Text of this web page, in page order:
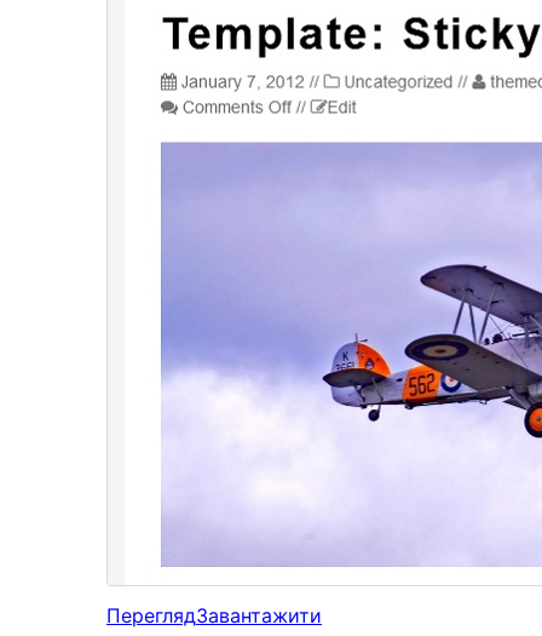
ПереглядЗавантажити